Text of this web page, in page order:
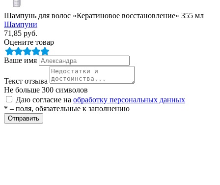
Шампунь для волос «Кератиновое восстановление» 355 мл
Шампуни
71,85 руб.
Оцените товар
Ваше имя
Текст отзыва
Не больше 300 символов
Даю согласие на обработку персональных данных
* – поля, обязательные к заполнению
Отправить